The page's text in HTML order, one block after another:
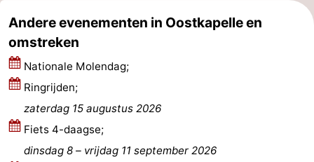
de
Mantelingen
Domburg
-
Westkapelle
-
Zoutelande
Natuur
Andere evenementen in Oostkapelle en
omstreken
Nationale Molendag;
Ringrijden;
zaterdag 15 augustus 2026
Fiets 4-daagse;
dinsdag 8 – vrijdag 11 september 2026